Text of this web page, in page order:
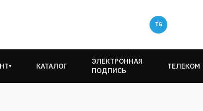
▾ КАТАЛОГ
ЭЛЕКТРОННАЯ
ПОДПИСЬ
ТЕЛЕКОМ